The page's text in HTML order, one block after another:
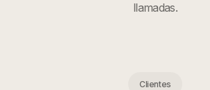
llamadas.
Clientes